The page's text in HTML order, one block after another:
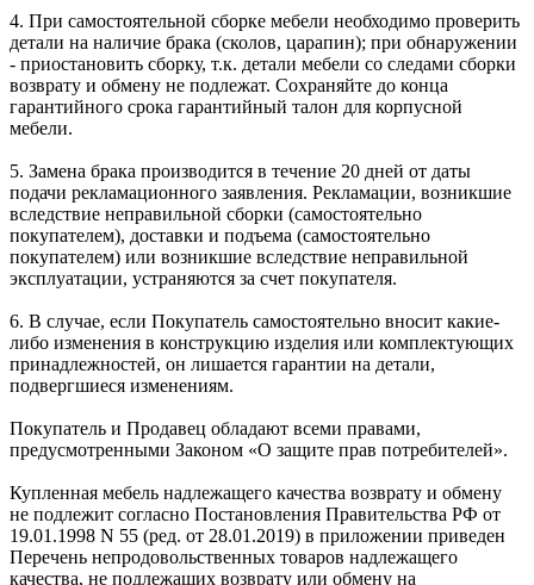
4. При самостоятельной сборке мебели необходимо проверить
детали на наличие брака (сколов, царапин); при обнаружении
- приостановить сборку, т.к. детали мебели со следами сборки
возврату и обмену не подлежат. Сохраняйте до конца
гарантийного срока гарантийный талон для корпусной
мебели.
5. Замена брака производится в течение 20 дней от даты
подачи рекламационного заявления. Рекламации, возникшие
вследствие неправильной сборки (самостоятельно
покупателем), доставки и подъема (самостоятельно
покупателем) или возникшие вследствие неправильной
эксплуатации, устраняются за счет покупателя.
6. В случае, если Покупатель самостоятельно вносит какие-
либо изменения в конструкцию изделия или комплектующих
принадлежностей, он лишается гарантии на детали,
подвергшиеся изменениям.
Покупатель и Продавец обладают всеми правами,
предусмотренными Законом «О защите прав потребителей».
Купленная мебель надлежащего качества возврату и обмену
не подлежит согласно Постановления Правительства РФ от
19.01.1998 N 55 (ред. от 28.01.2019) в приложении приведен
Перечень непродовольственных товаров надлежащего
качества, не подлежащих возврату или обмену на